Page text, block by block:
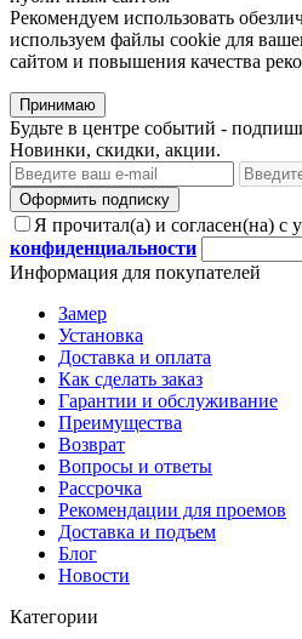
Рекомендуем использовать
используем файлы cookie для
сайтом и повышения качества
Принимаю
Будьте в центре событий -
Новинки, скидки, акции.
Оформить подписку
Я прочитал(а) и согласен(на) с
конфиденциальности
Информация для покупателей
Замер
Установка
Доставка и оплата
Как сделать заказ
Гарантии и обслуживание
Преимущества
Возврат
Вопросы и ответы
Рассрочка
Рекомендации для проемов
Доставка и подъем
Блог
Новости
Категории